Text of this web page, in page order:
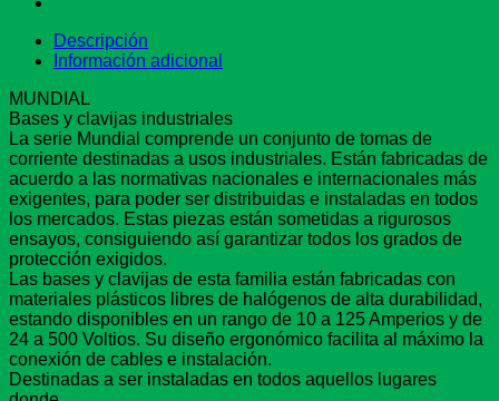
Descripción
Información adicional
MUNDIAL
Bases y clavijas industriales
La serie Mundial comprende un conjunto de tomas de
corriente destinadas a usos industriales. Están fabricadas de
acuerdo a las normativas nacionales e internacionales más
exigentes, para poder ser distribuidas e instaladas en todos
los mercados. Estas piezas están sometidas a rigurosos
ensayos, consiguiendo así garantizar todos los grados de
protección exigidos.
Las bases y clavijas de esta familia están fabricadas con
materiales plásticos libres de halógenos de alta durabilidad,
estando disponibles en un rango de 10 a 125 Amperios y de
24 a 500 Voltios. Su diseño ergonómico facilita al máximo la
conexión de cables e instalación.
Destinadas a ser instaladas en todos aquellos lugares